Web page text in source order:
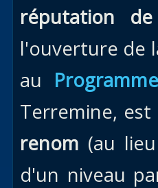
réputation
l'ouverture de
au
Terremine,
renom (au
d'un niveau